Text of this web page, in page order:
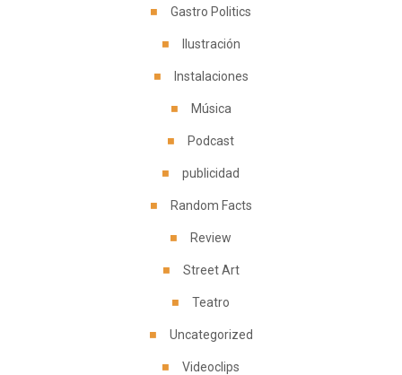
Gastro Politics
Ilustración
Instalaciones
Música
Podcast
publicidad
Random Facts
Review
Street Art
Teatro
Uncategorized
Videoclips